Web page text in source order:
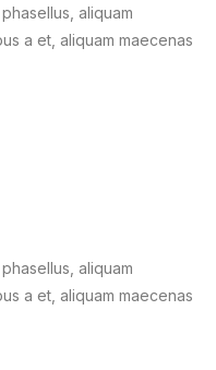
aliquam
a et, aliquam maecenas
aliquam
a et, aliquam maecenas